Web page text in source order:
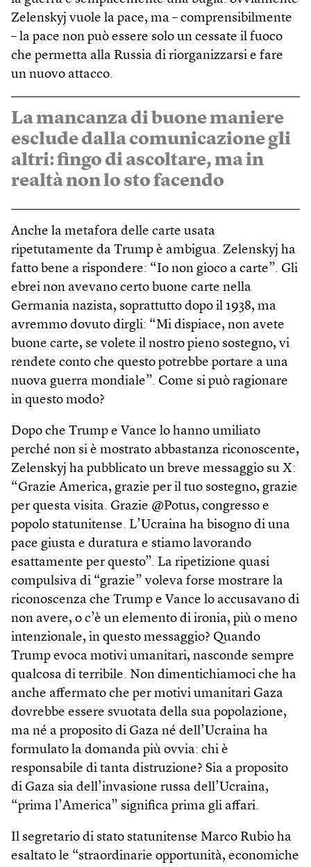
Zelenskyj vuole la pace, ma – comprensibilmente
– la pace non può essere solo un cessate il fuoco
che permetta alla Russia di riorganizzarsi e fare
un nuovo attacco.
La mancanza di buone maniere
esclude dalla comunicazione gli
altri: fingo di ascoltare, ma in
realtà non lo sto facendo
Anche la metafora delle carte usata
ripetutamente da Trump è ambigua. Zelenskyj ha
fatto bene a rispondere: “Io non gioco a carte”. Gli
ebrei non avevano certo buone carte nella
Germania nazista, soprattutto dopo il 1938, ma
avremmo dovuto dirgli: “Mi dispiace, non avete
buone carte, se volete il nostro pieno sostegno, vi
rendete conto che questo potrebbe portare a una
nuova guerra mondiale”. Come si può ragionare
in questo modo?
Dopo che Trump e Vance lo hanno umiliato
perché non si è mostrato abbastanza riconoscente,
Zelenskyj ha pubblicato un breve messaggio su X:
“Grazie America, grazie per il tuo sostegno, grazie
per questa visita. Grazie @Potus, congresso e
popolo statunitense. L’Ucraina ha bisogno di una
pace giusta e duratura e stiamo lavorando
esattamente per questo”. La ripetizione quasi
compulsiva di “grazie” voleva forse mostrare la
riconoscenza che Trump e Vance lo accusavano di
non avere, o c’è un elemento di ironia, più o meno
intenzionale, in questo messaggio? Quando
Trump evoca motivi umanitari, nasconde sempre
qualcosa di terribile. Non dimentichiamoci che ha
anche affermato che per motivi umanitari Gaza
dovrebbe essere svuotata della sua popolazione,
ma né a proposito di Gaza né dell’Ucraina ha
formulato la domanda più ovvia: chi è
responsabile di tanta distruzione? Sia a proposito
di Gaza sia dell’invasione russa dell’Ucraina,
“prima l’America” significa prima gli affari.
Il segretario di stato statunitense Marco Rubio ha
esaltato le “straordinarie opportunità, economiche